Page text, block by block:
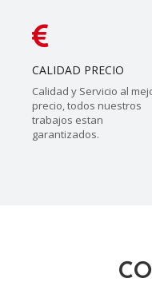
CALIDAD PRECIO
Calidad y Servicio al
precio, todos nuestros
trabajos estan
garantizados.